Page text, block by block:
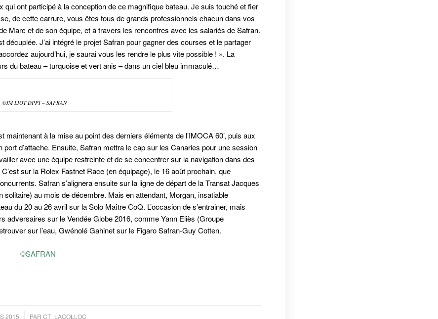
qui ont participé à la conception de ce magnifique bateau. Je suis touché et fier
de cette carrure, vous êtes tous de grands professionnels chacun dans vos
Marc et de son équipe, et à travers les rencontres avec les salariés de Safran.
décuplée. J’ai intégré le projet Safran pour gagner des courses et le partager
aujourd’hui, je saurai vous les rendre le plus vite possible ! ». La
du bateau – turquoise et vert anis – dans un ciel bleu immaculé…
©JM LIOT DPPI – SAFRAN
à la mise au point des derniers éléments de l’IMOCA 60’, puis aux
d’attache. Ensuite, Safran mettra le cap sur les Canaries pour une session
avec une équipe restreinte et de se concentrer sur la navigation dans des
sur la Rolex Fastnet Race (en équipage), le 16 août prochain, que
Safrans’alignera ensuite sur la ligne de départ de la Transat Jacques
au mois de décembre. Mais en attendant, Morgan, insatiable
du 20 au 26 avril sur la Solo Maître CoQ. L’occasion de s’entrainer, mais
adversaires sur le Vendée Globe 2016, comme Yann Eliès (Groupe
sur l’eau, Gwénolé Gahinet sur le FigaroSafran-Guy Cotten.
2015 PAR CT_LACOLLOC